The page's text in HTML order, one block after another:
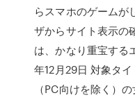
らスマホのゲーム
ザからサイト表示の
は、かなり重宝する
年12月29日 対象タ
（PC向けを除く）